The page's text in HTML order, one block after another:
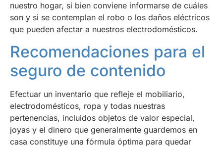
nuestro hogar, si bien conviene informarse de cuáles
son y si se contemplan el robo o los daños eléctricos
que pueden afectar a nuestros electrodomésticos.
Recomendaciones para el
seguro de contenido
Efectuar un inventario que refleje el mobiliario,
electrodomésticos, ropa y todas nuestras
pertenencias, incluidos objetos de valor especial,
joyas y el dinero que generalmente guardemos en
casa constituye una fórmula óptima para quedar